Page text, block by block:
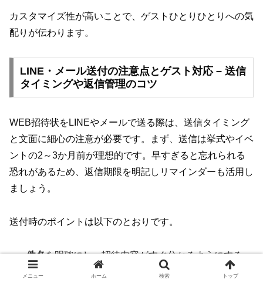
カスタマイズ性が高いことで、ゲストひとりひとりへの気
配りが伝わります。
LINE・メール送付の注意点とゲスト対応 – 送信
タイミングや返信管理のコツ
WEB招待状をLINEやメールで送る際は、送信タイミング
と文面に細心の注意が必要です。まず、送信は挙式やイベ
ントの2～3か月前が理想的です。早すぎると忘れられる
恐れがあるため、返信期限を明記しリマインダーも活用し
ましょう。
送付時のポイントは以下のとおりです。
件名を明確にし、招待内容がすぐ分かるようにする
本文冒頭
に必ず正式な挨拶文を入れる
メニュー ホーム 検索 トップ